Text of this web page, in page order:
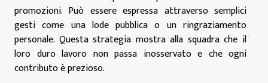
promozioni. Può essere espressa attraverso semplici
gesti come una lode pubblica o un ringraziamento
personale. Questa strategia mostra alla squadra che il
loro duro lavoro non passa inosservato e che ogni
contributo è prezioso.